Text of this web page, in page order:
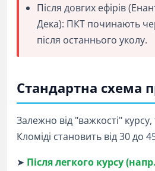
Після довгих ефірів
Дека): ПКТ починають
після останнього уколу.
Стандартна схема
Залежно від "важкості"
Кломіді становить від 30 до
➤ Після легкого курсу